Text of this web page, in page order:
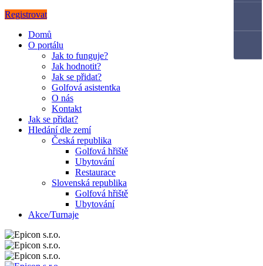
Registrovat
Domů
O portálu
Jak to funguje?
Jak hodnotit?
Jak se přidat?
Golfová asistentka
O nás
Kontakt
Jak se přidat?
Hledání dle zemí
Česká republika
Golfová hřiště
Ubytování
Restaurace
Slovenská republika
Golfová hřiště
Ubytování
Akce/Turnaje